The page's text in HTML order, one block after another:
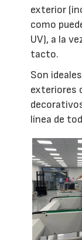
exterior
como
UV), a la
tacto.
Son
exteriores
línea de